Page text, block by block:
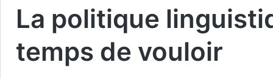
La politique
temps de vouloir